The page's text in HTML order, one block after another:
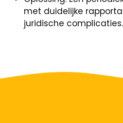
met duidelijke
juridische complicaties.